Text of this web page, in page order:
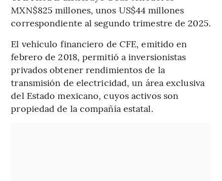
MXN$825 millones, unos US$44 millones
correspondiente al segundo trimestre de 2025.
El vehículo financiero de CFE, emitido en
febrero de 2018, permitió a inversionistas
privados obtener rendimientos de la
transmisión de electricidad, un área exclusiva
del Estado mexicano, cuyos activos son
propiedad de la compañía estatal.